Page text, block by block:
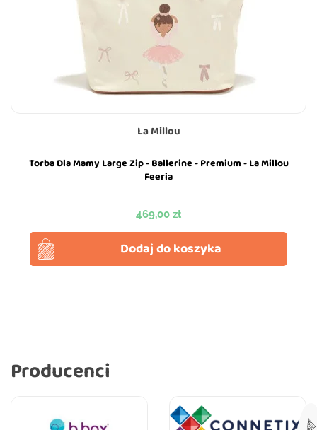
La Millou
Torba Dla Mamy Large Zip - Ballerine - Premium - La Millou
Feeria
Cena
469,00 zł
Dodaj do koszyka
Producenci